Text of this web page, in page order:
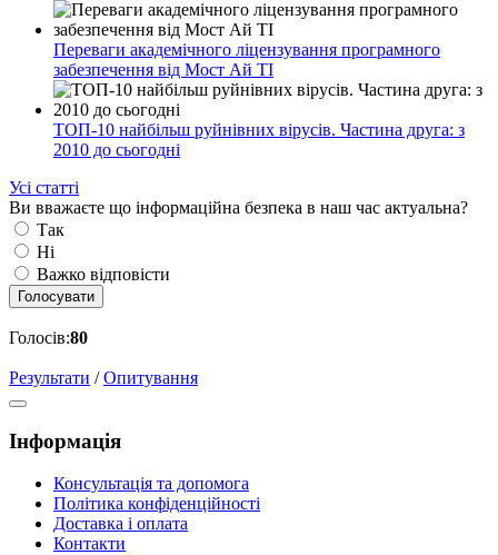
Переваги академічного ліцензування програмного
забезпечення від Мост Ай ТІ
ТОП-10 найбільш руйнівних вірусів. Частина друга: з
2010 до сьогодні
Усі статті
Ви вважаєте що інформаційна безпека в наш час актуальна?
Так
Ні
Важко відповісти
Голосувати
Голосів:80
Результати /Опитування
Інформація
Консультація та допомога
Політика конфіденційності
Доставка і оплата
Контакти